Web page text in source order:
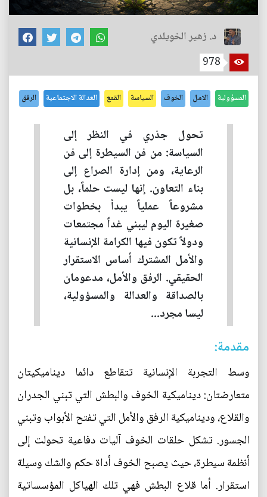
د. زهير الخويلدي
978
المسؤولية الامل الخوف السياسة القمع العدالة الاجتماعية الرفق
تحول جذري في النظر إلى
السياسة: من فن السيطرة إلى فن
الرعاية، ومن إدارة الصراع إلى
بناء التعاون. إنها ليست حلماً، بل
مشروعاً عملياً يبدأ بخطوات
صغيرة اليوم ليبني غداً مجتمعات
ودولاً تكون فيها الكرامة الإنسانية
والأمل المشترك أساس الاستقرار
الحقيقي. الرفق والأمل، مدعومان
بالصداقة والعدالة والمسؤولية،
ليسا مجرد...
مقدمة:
وسط التجربة الإنسانية تتقاطع دائما ديناميكيتان
متعارضتان: ديناميكية الخوف والبطش التي تبني الجدران
والقلاع، وديناميكية الرفق والأمل التي تفتح الأبواب وتبني
الجسور. تشكل حلقات الخوف آليات دفاعية تحولت إلى
أنظمة سيطرة، حيث يصبح الخوف أداة حكم والشك وسيلة
استقرار. أما قلاع البطش فهي تلك الهياكل المؤسساتية